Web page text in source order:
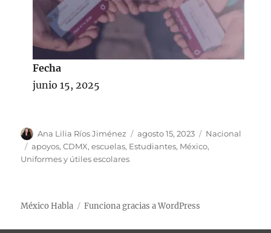
Fecha
junio 15, 2025
A
u
t
Ana Lilia Ríos Jiménez
P
u
a
agosto 15, 2023
C
a
Nacional
E
t
e
apoyos,CDMX,escuelas, Estudiantes, México,
Uniformes y útiles escolares
México Habla Funciona gracias a WordPress